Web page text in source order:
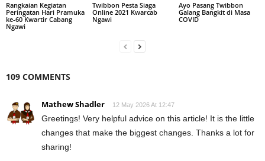
Rangkaian Kegiatan
Peringatan Hari Pramuka
ke-60 Kwartir Cabang
Ngawi
Twibbon Pesta Siaga
Online 2021 Kwarcab
Ngawi
Ayo Pasang Twibbon
Galang Bangkit di Masa
COVID
109 COMMENTS
Mathew Shadler 12 May 2026 At 12:47
Greetings! Very helpful advice on this article! It is the little
changes that make the biggest changes. Thanks a lot for
sharing!